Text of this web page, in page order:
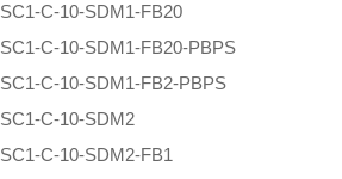
C-10-SDM1-FB20
C-10-SDM1-FB20-PBPS
C-10-SDM1-FB2-PBPS
C-10-SDM2
C-10-SDM2-FB1